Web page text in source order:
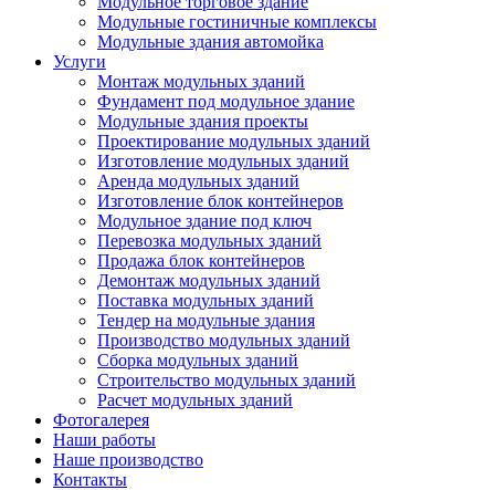
Модульные гостиничные комплексы
Модульные здания автомойка
Услуги
Монтаж модульных зданий
Фундамент под модульное здание
Модульные здания проекты
Проектирование модульных зданий
Изготовление модульных зданий
Аренда модульных зданий
Изготовление блок контейнеров
Модульное здание под ключ
Перевозка модульных зданий
Продажа блок контейнеров
Демонтаж модульных зданий
Поставка модульных зданий
Тендер на модульные здания
Производство модульных зданий
Сборка модульных зданий
Строительство модульных зданий
Расчет модульных зданий
Фотогалерея
Наши работы
Наше производство
Контакты